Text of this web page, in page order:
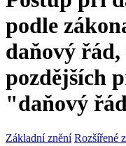
podle
daňový řád,
pozdějších
"daňový
Základní znění Rozšířené